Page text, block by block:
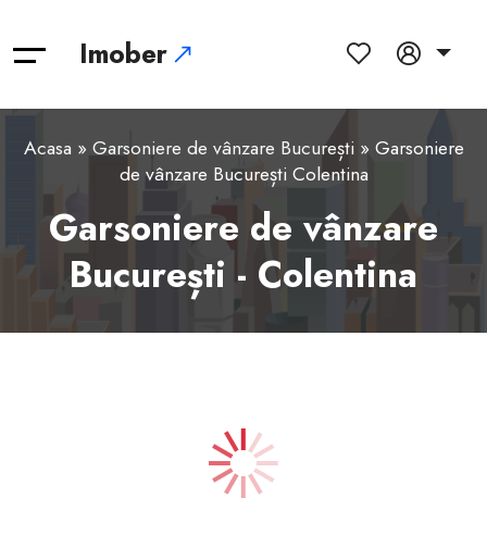
Imober
Acasa » Garsoniere de vânzare București » Garsoniere
de vânzare București Colentina
Garsoniere de vânzare
București - Colentina